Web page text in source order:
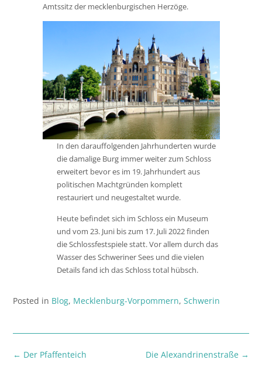
Amtssitz der mecklenburgischen Herzöge.
In den darauffolgenden Jahrhunderten wurde
die damalige Burg immer weiter zum Schloss
erweitert bevor es im 19. Jahrhundert aus
politischen Machtgründen komplett
restauriert und neugestaltet wurde.
Heute befindet sich im Schloss ein Museum
und vom 23. Juni bis zum 17. Juli 2022 finden
die Schlossfestspiele statt. Vor allem durch das
Wasser des Schweriner Sees und die vielen
Details fand ich das Schloss total hübsch.
Posted in Blog, Mecklenburg-Vorpommern, Schwerin
Post
Die Alexandrinenstraße →
← Der Pfaffenteich